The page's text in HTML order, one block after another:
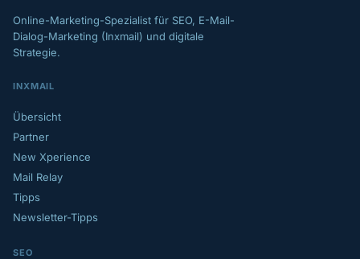
Online-Marketing-Spezialist für SEO, E-Mail-
Dialog-Marketing (Inxmail) und digitale
Strategie.
INXMAIL
Übersicht
Partner
New Xperience
Mail Relay
Tipps
Newsletter-Tipps
SEO